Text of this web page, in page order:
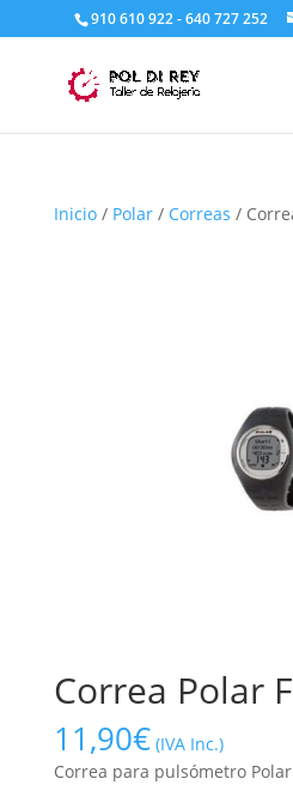
910 610 922 - 640 727 252
Inicio/ Polar/ Correas /
Correa Polar
11,90€ (IVA Inc.)
Correa para pulsómetro Polar